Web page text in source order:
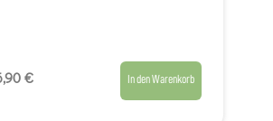
€ In den Warenkorb